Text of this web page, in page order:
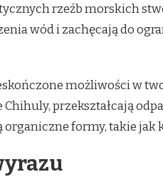
rzeźb morskich
wód i zachęcają do
możliwości w
przekształcają
formy, takie jak